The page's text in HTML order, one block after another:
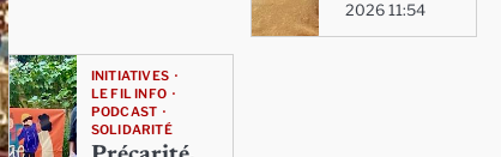
2026 11:54
INITIATIVES
LE FIL INFO
PODCAST
SOLIDARITÉ